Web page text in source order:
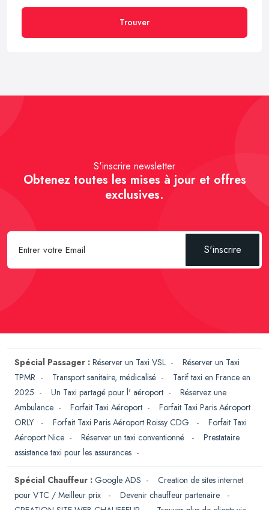
Trouver
S'inscrire newsletter
Obtenez toutes les mises à jour et offres
exclusives.
S'inscrire
Spécial Passager : Réserver un Taxi VSL - Réserver un Taxi
TPMR - Transport sanitaire, médicalisé - Tarif taxi en France en
2025 - Un Taxi partagé pour l' aéroport - Réservez une
Ambulance - Forfait Taxi Aéroport - Forfait Taxi Paris Aéroport
ORLY
- Forfait Taxi Paris Aéroport Roissy CDG - Forfait Taxi
Aéroport Nice - Réserver un taxi conventionné - Prestataire
assistance taxi pour les assurances -
Spécial Chauffeur : Google ADS - Creation de sites internet
pour VTC / Meilleur prix
- Devenir chauffeur partenaire
-